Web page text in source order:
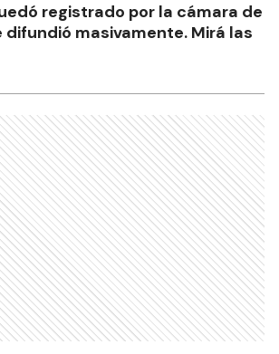
registrado por la cámara de
difundió masivamente. Mirá las